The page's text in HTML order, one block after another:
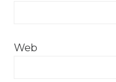
Web